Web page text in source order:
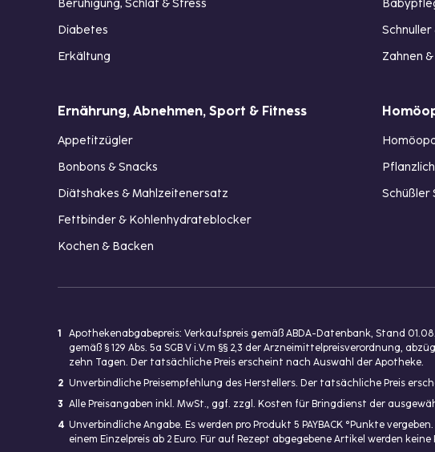
Beruhigung, Schlaf & Stress
Diabetes
Erkältung
Schnuller
Zahnen
Ernährung, Abnehmen, Sport & Fitness
Appetitzügler
Bonbons & Snacks
Diätshakes & Mahlzeitenersatz
Fettbinder & Kohlenhydrateblocker
Kochen & Backen
Pflanzlich
Schüßler
1
Apothekenabgabepreis: Verkaufspreis gemäß ABDA-Datenbank, Stand
gemäß § 129 Abs. 5a SGB V i.V.m §§ 2,3 der Arzneimittelpreisverordnung,
zehn Tagen. Der tatsächliche Preis erscheint nach Auswahl der Apotheke.
2 Unverbindliche Preisempfehlung des Herstellers. Der tatsächliche Preis
3 Alle Preisangaben inkl. MwSt., ggf. zzgl. Kosten für Bringdienst der
4 Unverbindliche Angabe. Es werden pro Produkt 5 PAYBACK °Punkte
einem Einzelpreis ab 2 Euro. Für auf Rezept abgegebene Artikel werden